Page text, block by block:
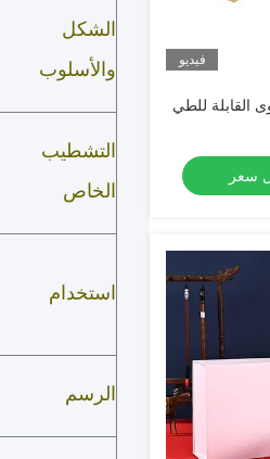
فيديو
القابلة للطي
سعر
الشكل
والأسلوب
التشطيب
الخاص
استخدام
الرسم